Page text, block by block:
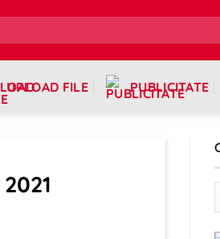
UPLOAD FILE PUBLICITATE